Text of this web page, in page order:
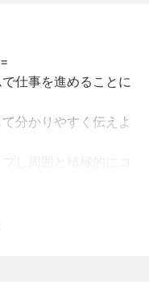
力
ロジェクトに一気通
発に直接活かすこと
はなく、スピーディ
仕事を進めることに
分かりやすく伝えよ
通じて身につけていた